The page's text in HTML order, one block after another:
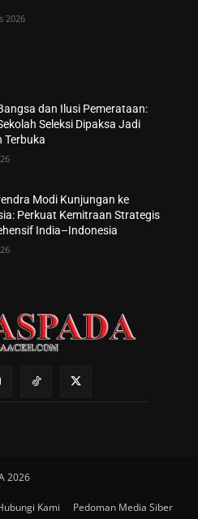
2026
dan Ilusi Pemerataan:
Seleksi Dipaksa Jadi
Terbuka
Modi Kunjungan ke
Perkuat Kemitraan Strategis
India–Indonesia
2026
Kami Pedoman Media Siber